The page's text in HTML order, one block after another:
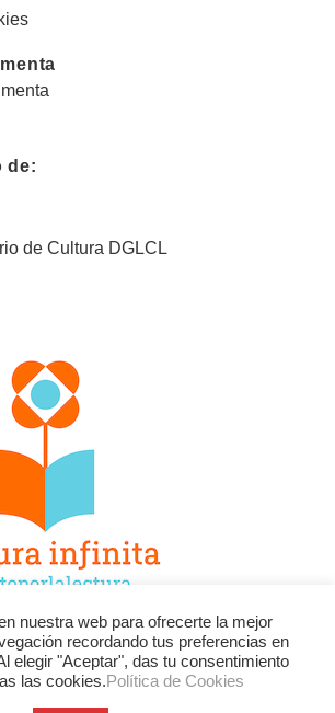
de:
Twitter
Instagram
LinkedIn Contacto
nuestra web para ofrecerte la mejor
recordando tus preferencias en
elegir "Aceptar", das tu consentimiento
las cookies.Política de Cookies